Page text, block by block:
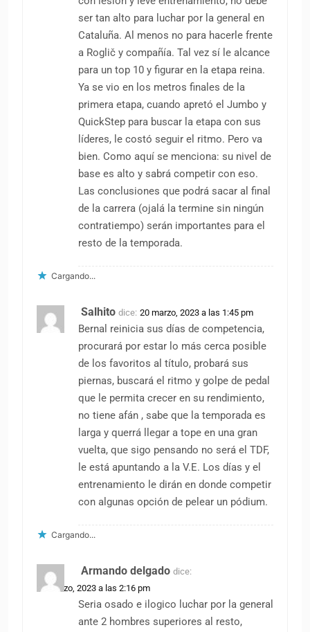
ser tan alto para luchar por la general en
Cataluña. Al menos no para hacerle frente
a Roglič y compañía. Tal vez sí le alcance
para un top 10 y figurar en la etapa reina.
Ya se vio en los metros finales de la
primera etapa, cuando apretó el Jumbo y
QuickStep para buscar la etapa con sus
líderes, le costó seguir el ritmo. Pero va
bien. Como aquí se menciona: su nivel de
base es alto y sabrá competir con eso.
Las conclusiones que podrá sacar al final
de la carrera (ojalá la termine sin ningún
contratiempo) serán importantes para el
resto de la temporada.
Cargando...
Salhito dice: 20 marzo, 2023 a las 1:45 pm
Bernal reinicia sus días de competencia,
procurará por estar lo más cerca posible
de los favoritos al título, probará sus
piernas, buscará el ritmo y golpe de pedal
que le permita crecer en su rendimiento,
no tiene afán , sabe que la temporada es
larga y querrá llegar a tope en una gran
vuelta, que sigo pensando no será el TDF,
le está apuntando a la V.E. Los días y el
entrenamiento le dirán en donde competir
con algunas opción de pelear un pódium.
Cargando...
Armando delgado dice:
20 marzo, 2023 a las 2:16 pm
Seria osado e ilogico luchar por la general
ante 2 hombres superiores al resto,